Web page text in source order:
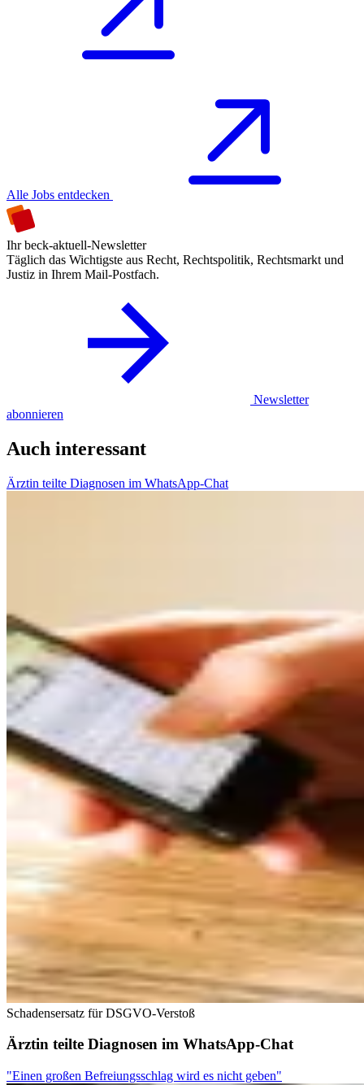
Alle Jobs entdecken
Ihr beck-aktuell-Newsletter
Täglich das Wichtigste aus Recht, Rechtspolitik, Rechtsmarkt und
Justiz in Ihrem Mail-Postfach.
Newsletter
abonnieren
Auch interessant
Ärztin teilte Diagnosen im WhatsApp-Chat
Schadensersatz für DSGVO-Verstoß
Ärztin teilte Diagnosen im WhatsApp-Chat
"Einen großen Befreiungsschlag wird es nicht geben"